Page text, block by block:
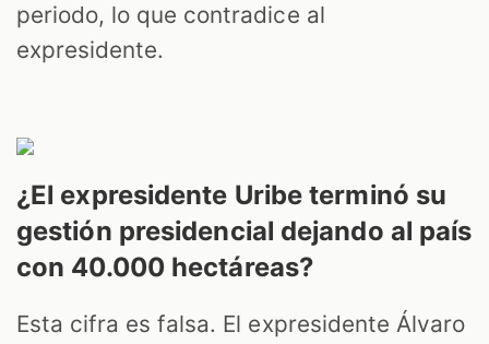
periodo, lo que contradice al
expresidente.
¿El expresidente Uribe terminó su
gestión presidencial dejando al país
con 40.000 hectáreas?
Esta cifra es falsa. El expresidente Álvaro